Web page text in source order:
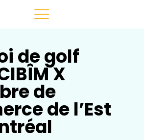
de golf
X
de
de l’Est